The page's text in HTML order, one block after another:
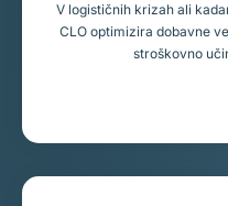
V logističnih krizah ali
CLO optimizira dobavne
stroškovno